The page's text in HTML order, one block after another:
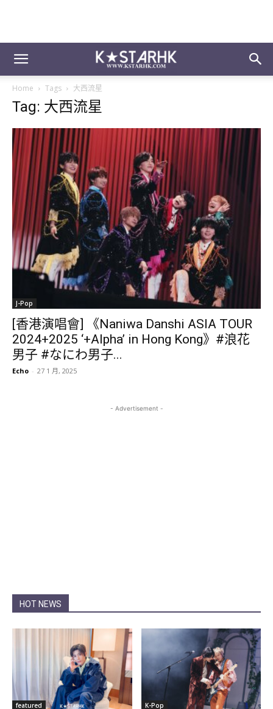
Home Tags 大西流星
Tag: 大西流星
J-Pop
[香港演唱會] 《Naniwa Danshi ASIA TOUR
2024+2025 ‘+Alpha’ in Hong Kong》#浪花
男子 #なにわ男子...
Echo - 27 1 月, 2025
- Advertisement -
HOT NEWS
featured K-Pop